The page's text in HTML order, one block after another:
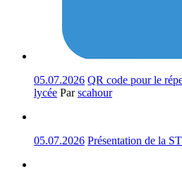
05.07.2026 QR code pour le
lycée Parscahour
05.07.2026 Présentation de la